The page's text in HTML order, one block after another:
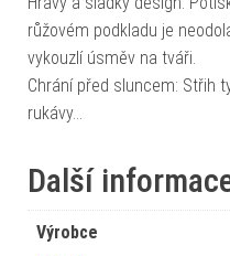
růžovém podkladu je
vykouzlí úsměv na tváři.
Chrání před sluncem: Střih
rukávy…
Další
Výrobce